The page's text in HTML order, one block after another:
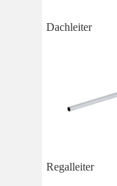
Dachleiter
Regalleiter